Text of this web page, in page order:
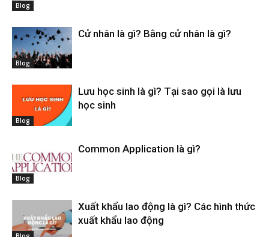
Blog
Blog
Cử nhân là gì? Bằng cử nhân là gì?
Blog
Lưu học sinh là gì? Tại sao gọi là lưu
học sinh
Blog
Common Application là gì?
Xuất khẩu lao động là gì? Các hình thức
xuất khẩu lao động